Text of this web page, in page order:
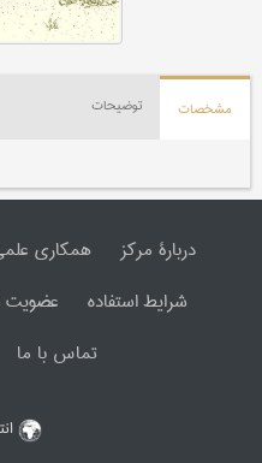
مشخصات توضیحات
دربارۀ مرکز همکاری
شرایط استفاده
عضویت
تماس با ما